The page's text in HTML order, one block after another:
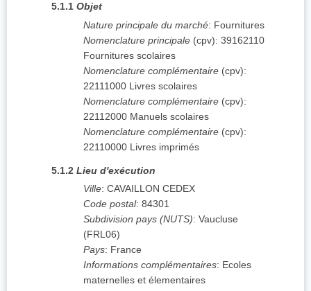
5.1.1 Objet
Nature principale du marché: Fournitures
Nomenclature principale (cpv): 39162110
Fournitures scolaires
Nomenclature complémentaire (cpv):
22111000 Livres scolaires
Nomenclature complémentaire (cpv):
22112000 Manuels scolaires
Nomenclature complémentaire (cpv):
22110000 Livres imprimés
5.1.2 Lieu d'exécution
Ville: CAVAILLON CEDEX
Code postal: 84301
Subdivision pays (NUTS): Vaucluse
(FRL06)
Pays: France
Informations complémentaires: Ecoles
maternelles et élementaires